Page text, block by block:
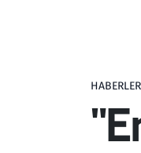
HABERLER